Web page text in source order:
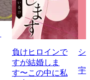
負けヒロインで
すが結婚しま
す〜この中に私
シ
宇